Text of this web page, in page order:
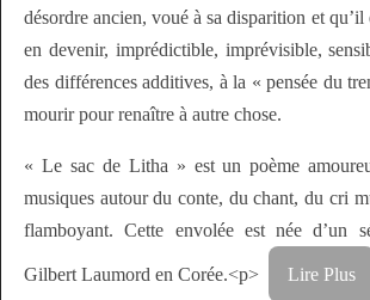
désordre ancien, voué à sa disparition et qu’il
en devenir, imprédictible, imprévisible,
des différences additives, à la « pensée du
mourir pour renaître à autre chose.
« Le sac de Litha » est un poème
musiques autour du conte, du chant, du cri
flamboyant. Cette envolée est née d’un
Gilbert Laumord en Corée.<p> Lire Plus